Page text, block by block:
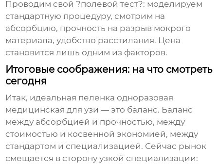
Проводим свой ?полевой тест?: моделируем
стандартную процедуру, смотрим на
абсорбцию, прочность на разрыв мокрого
материала, удобство расстилания. Цена
становится лишь одним из факторов.
Итоговые соображения: на что смотреть
сегодня
Итак, идеальная пеленка одноразовая
медицинская для узи — это баланс. Баланс
между абсорбцией и прочностью, между
стоимостью и косвенной экономией, между
стандартом и специализацией. Сейчас рынок
смещается в сторону узкой специализации: